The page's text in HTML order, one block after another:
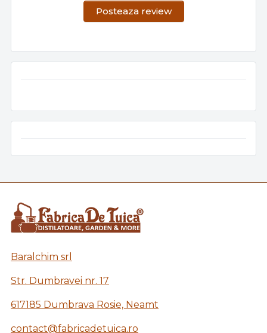
Posteaza review
Baralchim srl
Str. Dumbravei nr. 17
617185 Dumbrava Rosie, Neamt
contact@fabricadetuica.ro